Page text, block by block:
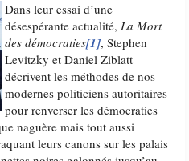
Dans leur essai d’une
désespérante actualité,La Mort
des démocraties[1], Stephen
Levitzky et Daniel Ziblatt
décrivent les méthodes de nos
modernes politiciens autoritaires
pour renverser les démocraties
naguère mais tout aussi
leurs canons sur les palais